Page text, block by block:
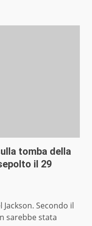
tomba della
il 29
Secondo il
sarebbe stata